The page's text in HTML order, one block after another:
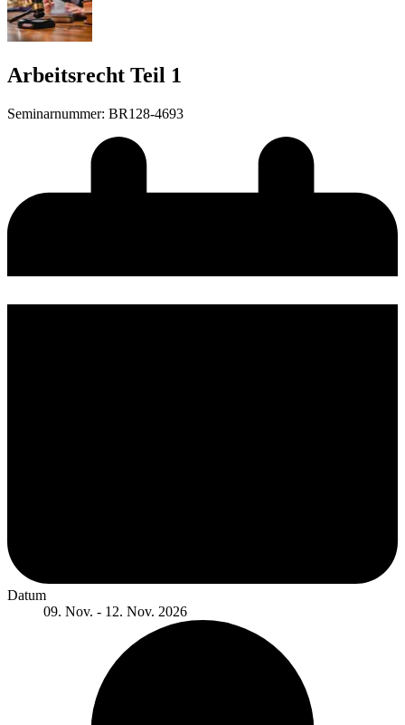
Arbeitsrecht Teil 1
Seminarnummer: BR128-4693
Datum
09. Nov. - 12. Nov. 2026